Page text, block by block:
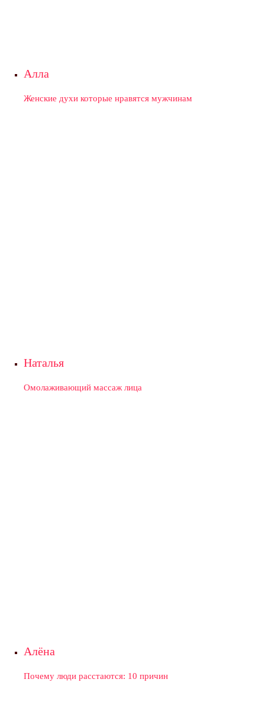
Алла
Женские духи которые нравятся мужчинам
Наталья
Омолаживающий массаж лица
Алёна
Почему люди расстаются: 10 причин